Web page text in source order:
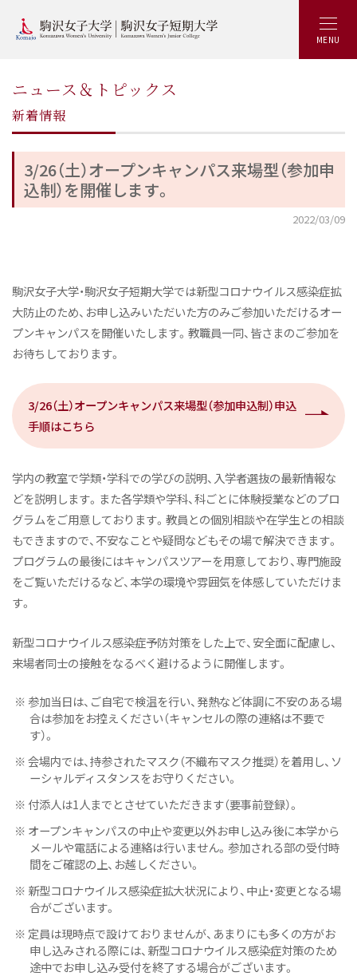
MENU
ニュース＆トピックス
新着情報
3/26（土）オープンキャンパス来場型（参加申
込制）を開催します。
2022/03/09
駒沢女子大学・駒沢女子短期大学では新型コロナウイルス感染症拡
大防止のため、お申し込みいただいた方のみご参加いただけるオー
プンキャンパスを開催いたします。教職員一同、皆さまのご参加を
お待ちしております。
3/26（土）オープンキャンパス来場型（参加申込制）申込
手順はこちら
学内の教室で学類・学科での学びの説明、入学者選抜の最新情報な
どを説明します。また各学類や学科、科ごとに体験授業などのプロ
グラムをご用意しております。教員との個別相談や在学生との相談
もできますので、不安なことや疑問などもその場で解決できます。
プログラムの最後にはキャンパスツアーを用意しており、専門施設
をご覧いただけるなど、本学の環境や雰囲気を体感していただけま
す。
新型コロナウイルス感染症予防対策をした上で、安全面に配慮し、
来場者同士の接触をなるべく避けるように開催します。
※ 参加当日は、ご自宅で検温を行い、発熱など体調に不安のある場
合は参加をお控えください（キャンセルの際の連絡は不要で
す）。
※ 会場内では、持参されたマスク（不織布マスク推奨）を着用し、ソ
ーシャルディスタンスをお守りください。
※ 付添人は1人までとさせていただきます（要事前登録）。
※ オープンキャンパスの中止や変更以外お申し込み後に本学から
メールや電話による連絡は行いません。参加される部の受付時
間をご確認の上、お越しください。
※ 新型コロナウイルス感染症拡大状況により、中止・変更となる場
合がございます。
※ 定員は現時点で設けておりませんが、あまりにも多くの方がお
申し込みされる際には、新型コロナウイルス感染症対策のため
途中でお申し込み受付を終了する場合がございます。